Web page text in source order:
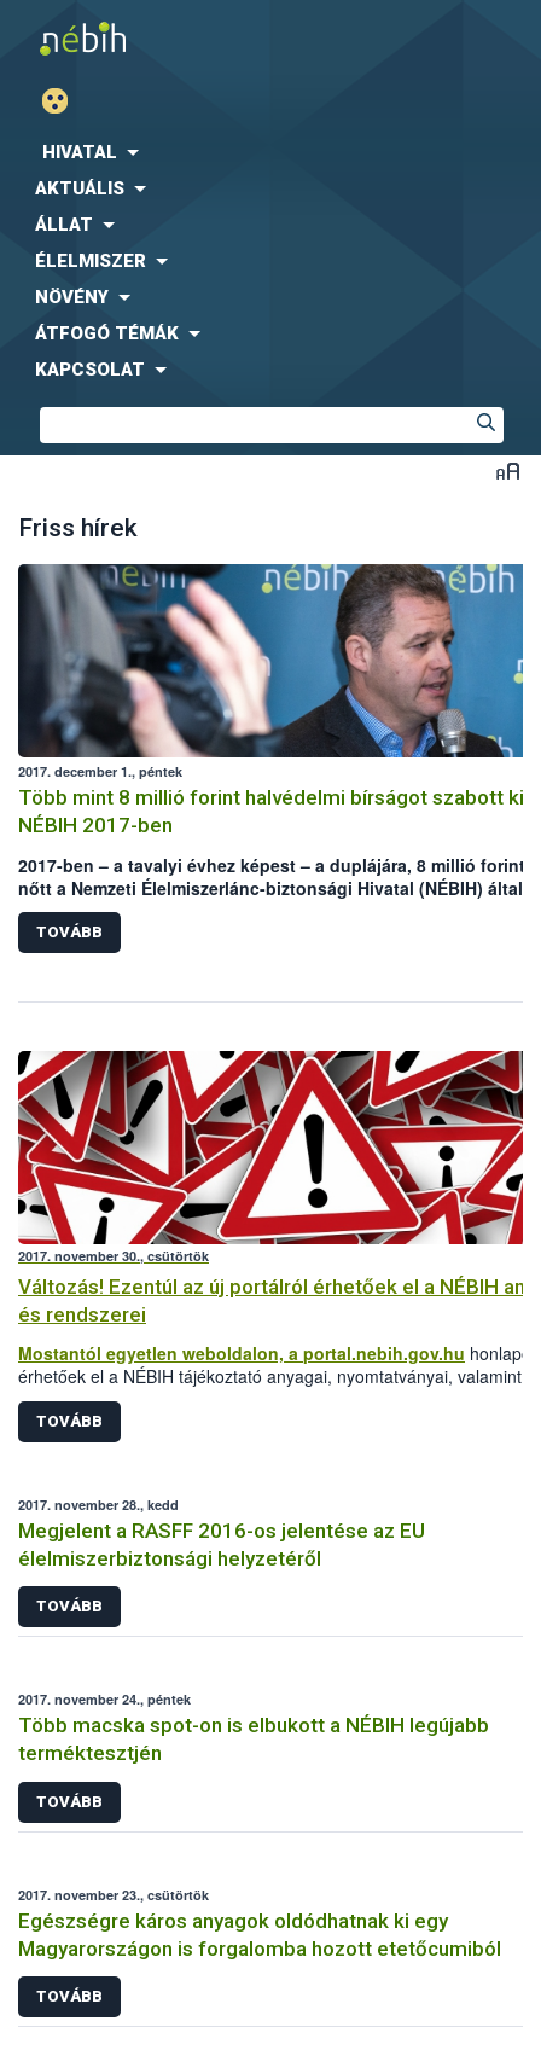
HIVATAL
AKTUÁLIS
ÁLLAT
ÉLELMISZER
NÖVÉNY
ÁTFOGÓ TÉMÁK
KAPCSOLAT
Friss hírek
2017. december 1., péntek
Több mint 8 millió forint halvédelmi bírságot szabott ki a
NÉBIH 2017-ben
2017-ben – a tavalyi évhez képest – a duplájára, 8 millió forintra
nőtt a Nemzeti Élelmiszerlánc-biztonsági Hivatal (NÉBIH) által,
jogszerűtlen horgászat és halászat miatt kiszabott halvédelmi
bírságok összege. A hatósági pénzbüntetés arányosan
az Állami Halőri Szolgálat működéséhez köthető tettenérések
Földművelésügyi Igazgatóságának vezetője a december 1-jén,
TOVÁBB
2017. november 30., csütörtök
Változás! Ezentúl az új portálról érhetőek el a NÉBIH
és rendszerei
Mostantól egyetlen weboldalon, a portal.nebih.gov.hu honlapon
érhetőek el a NÉBIH tájékoztató anyagai, nyomtatványai, valamint
szakrendeszerei is.
TOVÁBB
2017. november 28., kedd
Megjelent a RASFF 2016-os jelentése az EU
élelmiszerbiztonsági helyzetéről
TOVÁBB
2017. november 24., péntek
Több macska spot-on is elbukott a NÉBIH legújabb
terméktesztjén
TOVÁBB
2017. november 23., csütörtök
Egészségre káros anyagok oldódhatnak ki egy
Magyarországon is forgalomba hozott etetőcumiból
TOVÁBB